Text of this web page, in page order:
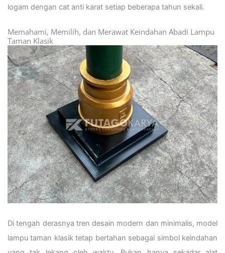
logam dengan cat anti karat setiap beberapa tahun sekali.
Memahami, Memilih, dan Merawat Keindahan Abadi Lampu
Taman Klasik
Di tengah derasnya tren desain modern dan minimalis, model
lampu taman klasik tetap bertahan sebagai simbol keindahan